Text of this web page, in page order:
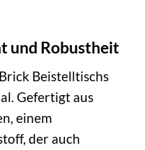
und Robustheit
Beistelltischs
Gefertigt aus
einem
der auch